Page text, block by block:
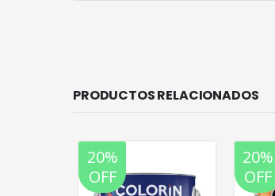
PRODUCTOS RELACIONADOS
20%
OFF
20%
OFF